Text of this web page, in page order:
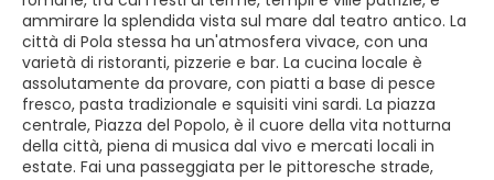
ammirare la splendida vista sul mare dal teatro antico. La
città di Pola stessa ha un'atmosfera vivace, con una
varietà di ristoranti, pizzerie e bar. La cucina locale è
assolutamente da provare, con piatti a base di pesce
fresco, pasta tradizionale e squisiti vini sardi. La piazza
centrale, Piazza del Popolo, è il cuore della vita notturna
della città, piena di musica dal vivo e mercati locali in
estate. Fai una passeggiata per le pittoresche strade,